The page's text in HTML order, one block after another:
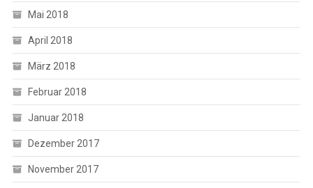
Mai 2018
April 2018
März 2018
Februar 2018
Januar 2018
Dezember 2017
November 2017